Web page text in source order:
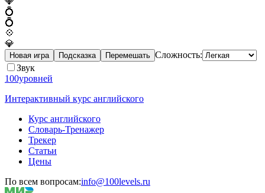
💍
💍
💠
💎
Новая игра Подсказка Перемешать Сложность:
Звук
100уровней
Интерактивный курс английского
Курс английского
Словарь-Тренажер
Трекер
Статьи
Цены
По всем вопросам:info@100levels.ru